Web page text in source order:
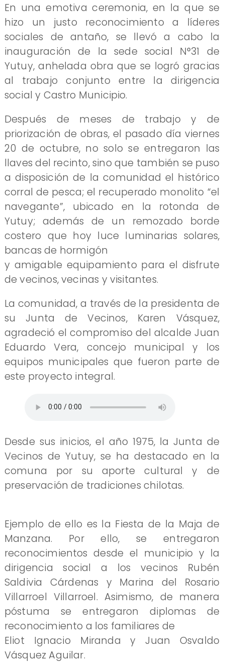
En una emotiva ceremonia, en la que se
hizo un justo reconocimiento a líderes
sociales de antaño, se llevó a cabo la
inauguración de la sede social N°31 de
Yutuy, anhelada obra que se logró gracias
al trabajo conjunto entre la dirigencia
social y Castro Municipio.
Después de meses de trabajo y de
priorización de obras, el pasado día viernes
20 de octubre, no solo se entregaron las
llaves del recinto, sino que también se puso
a disposición de la comunidad el histórico
corral de pesca; el recuperado monolito “el
navegante”, ubicado en la rotonda de
Yutuy; además de un remozado borde
costero que hoy luce luminarias solares,
bancas de hormigón
y amigable equipamiento para el disfrute
de vecinos, vecinas y visitantes.
La comunidad, a través de la presidenta de
su Junta de Vecinos, Karen Vásquez,
agradeció el compromiso del alcalde Juan
Eduardo Vera, concejo municipal y los
equipos municipales que fueron parte de
este proyecto integral.
Desde sus inicios, el año 1975, la Junta de
Vecinos de Yutuy, se ha destacado en la
comuna por su aporte cultural y de
preservación de tradiciones chilotas.
Ejemplo de ello es la Fiesta de la Maja de
Manzana. Por ello, se entregaron
reconocimientos desde el municipio y la
dirigencia social a los vecinos Rubén
Saldivia Cárdenas y Marina del Rosario
Villarroel Villarroel. Asimismo, de manera
póstuma se entregaron diplomas de
reconocimiento a los familiares de
Eliot Ignacio Miranda y Juan Osvaldo
Vásquez Aguilar.